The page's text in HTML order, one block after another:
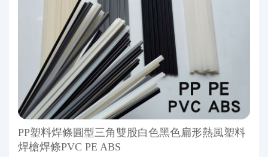
PP塑料焊條圓型三角雙股白色黑色扁形熱風塑料
焊槍焊條PVC PE ABS